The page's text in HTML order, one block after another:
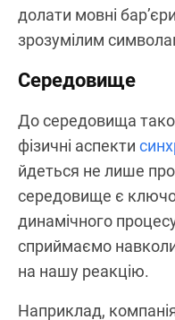
долати мовні
зрозумілим
Середовище
До середовища
фізичні аспекти
йдеться не лише про
середовище є
динамічного
сприймаємо
на нашу реакцію.
Наприклад,